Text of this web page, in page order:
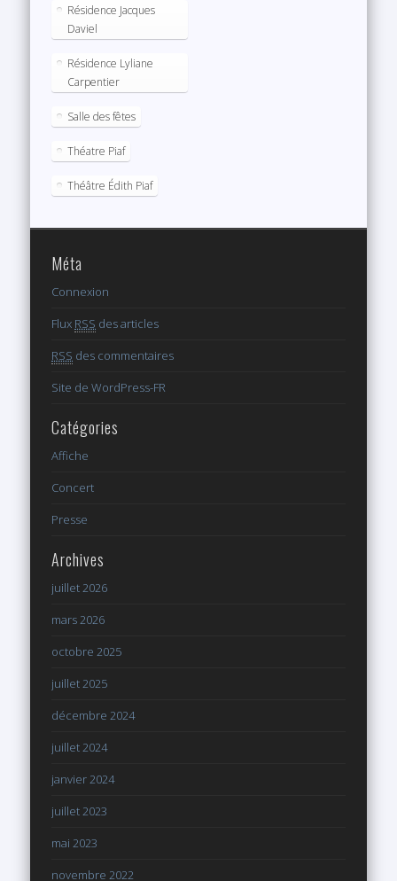
Résidence Jacques
Daviel
Résidence Lyliane
Carpentier
Salle des fêtes
Théatre Piaf
Théâtre Édith Piaf
Méta
Connexion
Flux RSS des articles
RSS des commentaires
Site de WordPress-FR
Catégories
Affiche
Concert
Presse
Archives
juillet 2026
mars 2026
octobre 2025
juillet 2025
décembre 2024
juillet 2024
janvier 2024
juillet 2023
mai 2023
novembre 2022